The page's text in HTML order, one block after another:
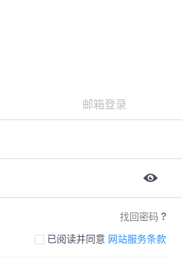
邮箱登录
找回密码
已阅读并同意 网站服务条款